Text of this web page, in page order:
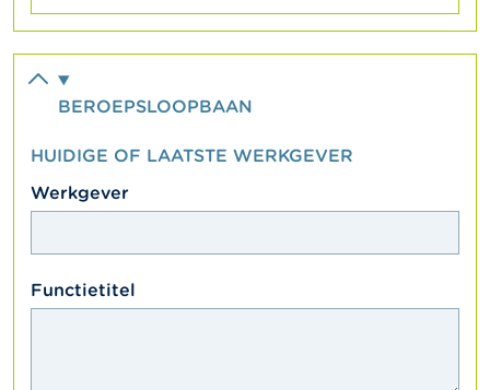
BEROEPSLOOPBAAN
HUIDIGE OF LAATSTE WERKGEVER
textfield
Werkgever
textarea
Functietitel